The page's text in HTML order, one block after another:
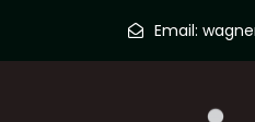
Email: